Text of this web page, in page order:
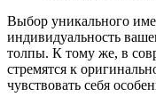
Выбор уникального
индивидуальность
толпы. К тому же, в
стремятся к
чувствовать себя